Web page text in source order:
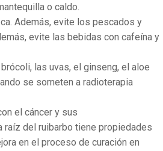
o caldo.
Además, evite los pescados y
evite las bebidas con cafeína y
las uvas, el ginseng, el aloe
se someten a radioterapia
el cáncer y sus
raíz del ruibarbo tiene propiedades
en el proceso de curación en